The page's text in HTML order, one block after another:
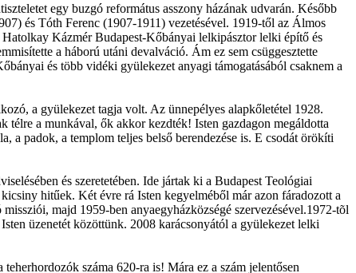
egy buzgó református asszony házának udvarán. Később
és Tóth Ferenc (1907-1911) vezetésével. 1919-től az Álmos
Kázmér Budapest-Kőbányai lelkipásztor lelki építő és
a háború utáni devalváció. Ám ez sem csüggesztette
és több vidéki gyülekezet anyagi támogatásából csaknem a
a gyülekezet tagja volt. Az ünnepélyes alapkőletétel 1928.
a munkával, ők akkor kezdték! Isten gazdagon megáldotta
a padok, a templom teljes belső berendezése is. E csodát örökíti
és szeretetében. Ide jártak ki a Budapest Teológiai
hitűek. Két évre rá Isten kegyelméből már azon fáradozott a
majd 1959-ben anyaegyházközségé szervezésével.1972-tõl
üzenetét közöttünk. 2008 karácsonyától a gyülekezet lelki
száma 620-ra is! Mára ez a szám jelentősen